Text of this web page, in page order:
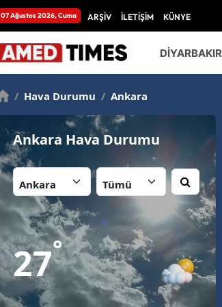
07 Ağustos 2026, Cuma ARŞİV İLETİŞİM KÜNYE
DİYARBAKIR
/ Hava Durumu / Ankara
Ankara Hava Durumu
27°